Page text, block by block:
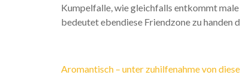
Kumpelfalle, wie gleichfalls entkommt
bedeutet ebendiese Friendzone zu handen
Aromantisch – unter zuhilfenahme von